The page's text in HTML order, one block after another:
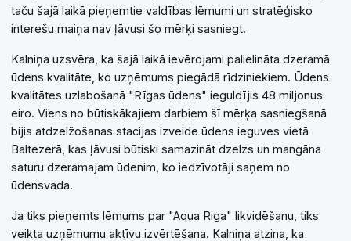
taču šajā laikā pieņemtie valdības lēmumi un stratēģisko
interešu maiņa nav ļāvusi šo mērķi sasniegt.
Kalniņa uzsvēra, ka šajā laikā ievērojami palielināta dzeramā
ūdens kvalitāte, ko uzņēmums piegādā rīdziniekiem. Ūdens
kvalitātes uzlabošanā "Rīgas ūdens" ieguldījis 48 miljonus
eiro. Viens no būtiskākajiem darbiem šī mērķa sasniegšanā
bijis atdzelžošanas stacijas izveide ūdens ieguves vietā
Baltezerā, kas ļāvusi būtiski samazināt dzelzs un mangāna
saturu dzeramajam ūdenim, ko iedzīvotāji saņem no
ūdensvada.
Ja tiks pieņemts lēmums par "Aqua Riga" likvidēšanu, tiks
veikta uzņēmumu aktīvu izvērtēšana. Kalniņa atzina, ka